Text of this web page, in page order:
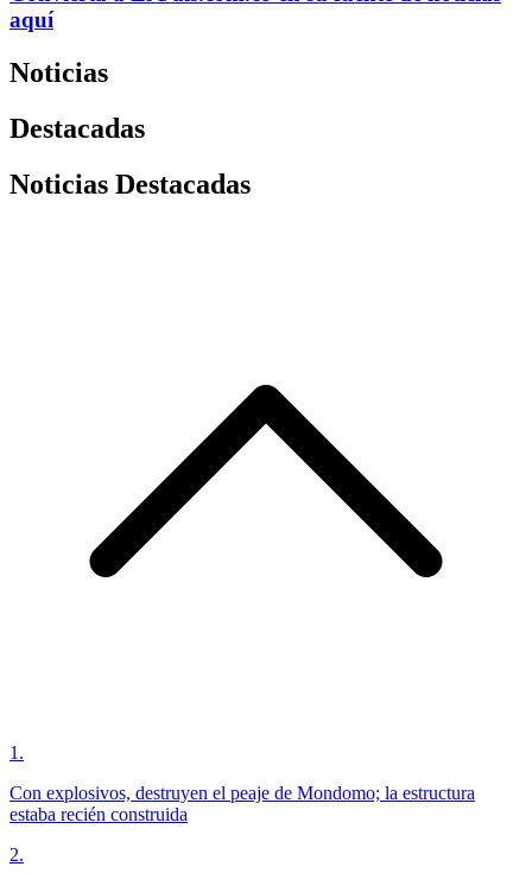
aquí
Noticias
Destacadas
Noticias Destacadas
1 .
Con explosivos, destruyen el peaje de Mondomo; la estructura
estaba recién construida
2.